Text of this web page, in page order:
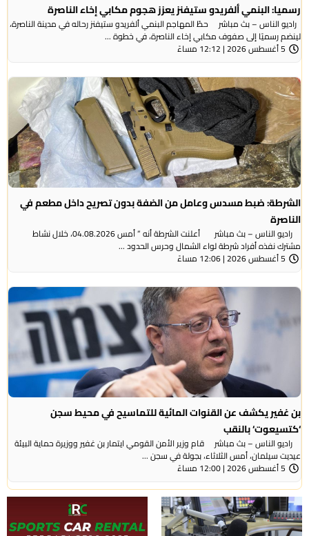
رسميا: البنمي ألفريدو ستيفنز يعزز هجوم مكابي إخاء الناصرة
راديو الناس – بث مباشر حطّ المهاجم البنمي ألفريدو ستيفنز رحاله في مدينة الناصرة،
لينضم رسميًا إلى صفوف مكابي إخاء الناصرة، في خطوة ...
5 أغسطس 2026 | 12:12 مساءً
الشرطة: ضبط مسدس وعامل من الضفة بدون تصريح داخل مطعم في
الناصرة
راديو الناس – بث مباشر أعلنت الشرطة أنه ” أمس 04.08.2026، خلال نشاط
مشترك نفذه أفراد شرطة لواء الشمال وحرس الحدود ...
5 أغسطس 2026 | 12:06 مساءً
بن غفير يكشف عن القنوات المائية للتماسيح في محيط سجن
‘كتسيعوت‘ بالنقب
راديو الناس – بث مباشر قام وزير الأمن القومي ايتمار بن غفير ووزيرة حماية البيئة
عيديت سيلمان، أمس الثلاثاء، بجولة في سجن ...
5 أغسطس 2026 | 12:00 مساءً